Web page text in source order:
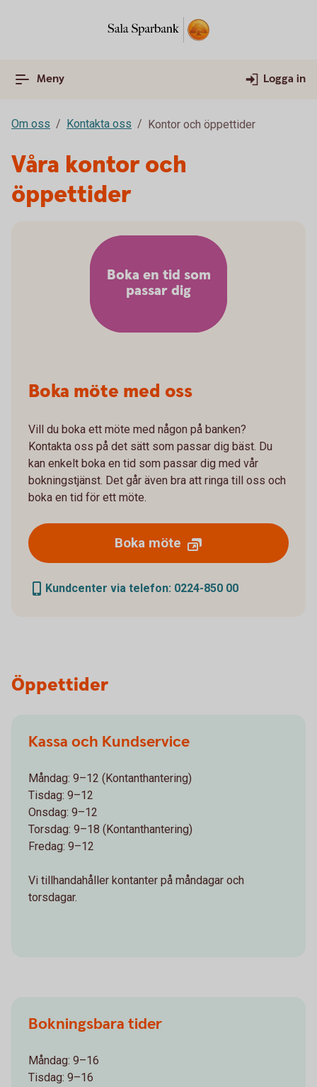
Meny Logga in
Om oss Kontakta oss Kontor och öppettider
Våra kontor och
öppettider
Boka möte med oss
Vill du boka ett möte med någon på banken?
Kontakta oss på det sätt som passar dig bäst. Du
kan enkelt boka en tid som passar dig med vår
bokningstjänst. Det går även bra att ringa till oss och
boka en tid för ett möte.
Boka möte
Kundcenter via telefon: 0224-850 00
Boka en tid som
passar dig
Öppettider
Kassa och Kundservice
Måndag: 9–12 (Kontanthantering)
Tisdag: 9–12
Onsdag: 9–12
Torsdag: 9–18 (Kontanthantering)
Fredag: 9–12
Vi tillhandahåller kontanter på måndagar och
torsdagar.
Bokningsbara tider
Måndag: 9–16
Tisdag: 9–16